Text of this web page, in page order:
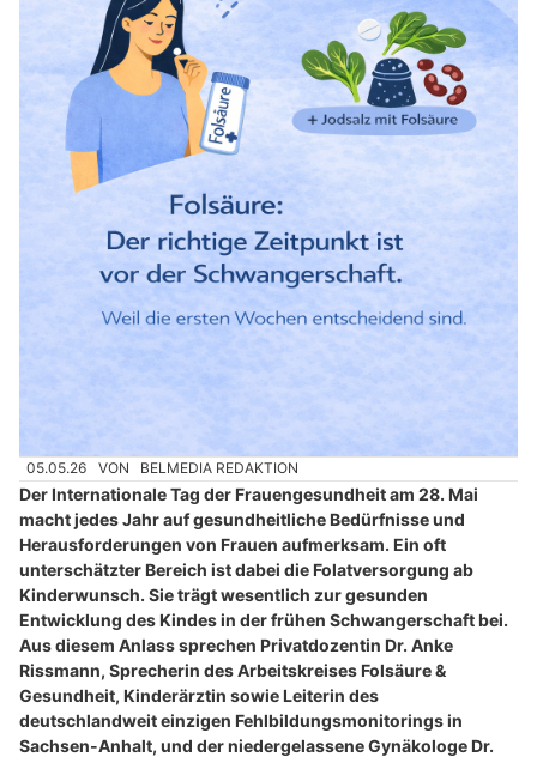
05.05.26 VON BELMEDIA REDAKTION
Der Internationale Tag der Frauengesundheit am 28. Mai
macht jedes Jahr auf gesundheitliche Bedürfnisse und
Herausforderungen von Frauen aufmerksam. Ein oft
unterschätzter Bereich ist dabei die Folatversorgung ab
Kinderwunsch. Sie trägt wesentlich zur gesunden
Entwicklung des Kindes in der frühen Schwangerschaft bei.
Aus diesem Anlass sprechen Privatdozentin Dr. Anke
Rissmann, Sprecherin des Arbeitskreises Folsäure &
Gesundheit, Kinderärztin sowie Leiterin des
deutschlandweit einzigen Fehlbildungsmonitorings in
Sachsen-Anhalt, und der niedergelassene Gynäkologe Dr.